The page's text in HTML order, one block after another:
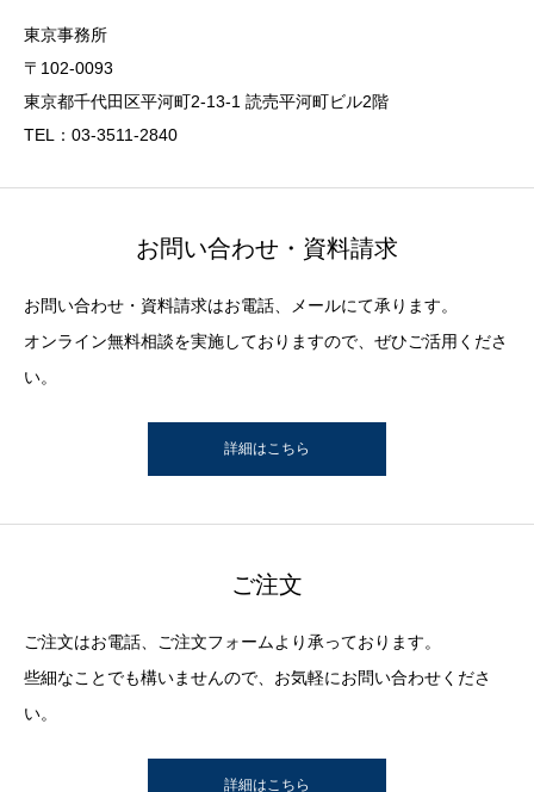
東京事務所
〒102-0093
東京都千代田区平河町2-13-1 読売平河町ビル2階
TEL：03-3511-2840
お問い合わせ・資料請求
お問い合わせ・資料請求はお電話、メールにて承ります。
オンライン無料相談を実施しておりますので、ぜひご活用くださ
い。
詳細はこちら
ご注文
ご注文はお電話、ご注文フォームより承っております。
些細なことでも構いませんので、お気軽にお問い合わせくださ
い。
詳細はこちら